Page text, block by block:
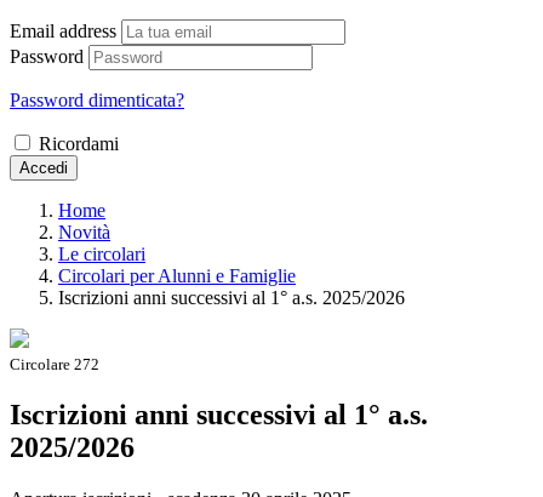
Email address
Password
Password dimenticata?
Ricordami
Accedi
Home
Novità
Le circolari
Circolari per Alunni e Famiglie
Iscrizioni anni successivi al 1° a.s. 2025/2026
Circolare 272
Iscrizioni anni successivi al 1° a.s.
2025/2026